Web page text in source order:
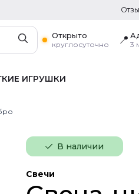
Открыто
круглосуточно
📍 3
ИГРУШКИ
В наличии
Свечи